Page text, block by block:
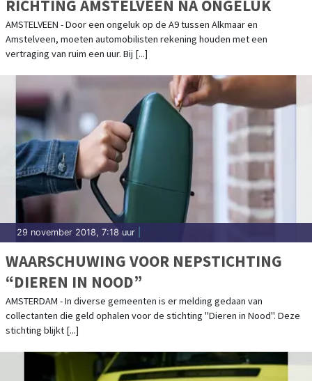
RICHTING AMSTELVEEN NA ONGELUK
AMSTELVEEN - Door een ongeluk op de A9 tussen Alkmaar en
Amstelveen, moeten automobilisten rekening houden met een
vertraging van ruim een uur. Bij [...]
29 november 2018, 7:18 uur
WAARSCHUWING VOOR NEPSTICHTING
“DIEREN IN NOOD”
AMSTERDAM - In diverse gemeenten is er melding gedaan van
collectanten die geld ophalen voor de stichting "Dieren in Nood". Deze
stichting blijkt [...]